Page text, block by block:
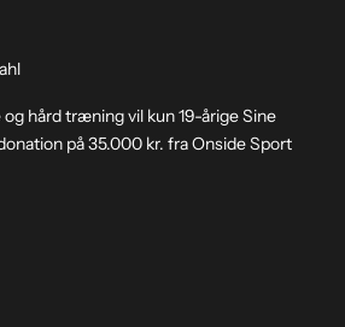
hård træning vil kun 19-årige Sine
på 35.000 kr. fra Onside Sport